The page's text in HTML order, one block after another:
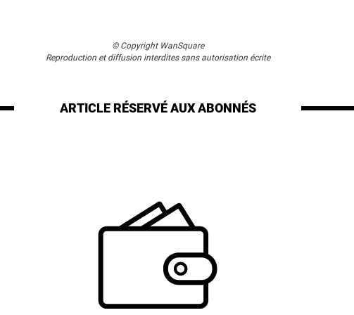
© Copyright WanSquare
Reproduction et diffusion interdites sans autorisation écrite
ARTICLE RÉSERVÉAUX ABONNÉS